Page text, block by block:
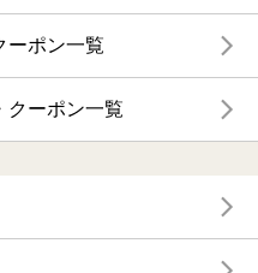
ーポン一覧
クーポン一覧